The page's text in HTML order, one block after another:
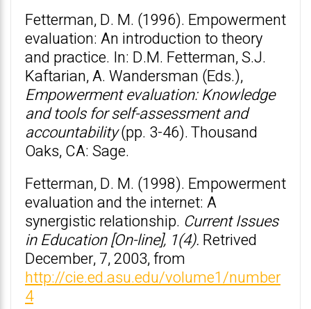
Fetterman, D. M. (1996). Empowerment
evaluation: An introduction to theory
and practice. In: D.M. Fetterman, S.J.
Kaftarian, A. Wandersman (Eds.),
Empowerment evaluation: Knowledge
and tools for self-assessment and
accountability(pp. 3-46). Thousand
Oaks, CA: Sage.
Fetterman, D. M. (1998). Empowerment
evaluation and the internet: A
synergistic relationship. Current Issues
in Education [On-line], 1(4). Retrived
December, 7, 2003, from
http://cie.ed.asu.edu/volume1/number
4